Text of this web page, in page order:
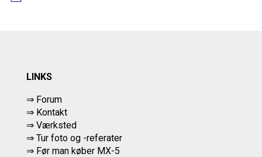
LINKS
⇒ Forum
⇒ Kontakt
⇒ Værksted
⇒ Tur foto og -referater
⇒ Før man køber MX-5